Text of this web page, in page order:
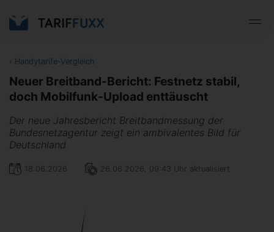
‹ Handytarife-Vergleich
Neuer Breitband-Bericht: Festnetz stabil,
doch Mobilfunk-Upload enttäuscht
Der neue Jah­res­be­richt Breitbandmessung der
Bundesnetzagentur zeigt ein ambivalentes Bild für
Deutschland
18.06.2026 26.06.2026, 09:43 Uhr aktualisiert